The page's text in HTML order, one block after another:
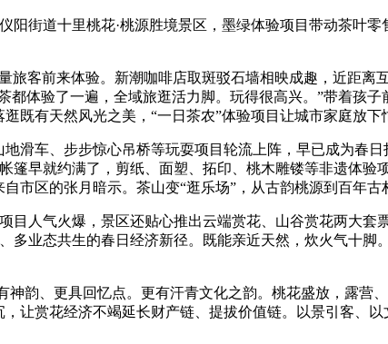
道十里桃花·桃源胜境景区，墨绿体验项目带动茶叶零
客前来体验。新潮咖啡店取斑驳石墙相映成趣，近距离
体验了一遍，全域旅逛活力脚。玩得很高兴。”带着孩
既有天然风光之美，“一日茶农”体验项目让城市家庭放下
车、步步惊心吊桥等玩耍项目轮流上阵，早已成为春
早就约满了，剪纸、面塑、拓印、桃木雕镂等非遗体验
市区的张月暗示。茶山变“逛乐场”，从古韵桃源到百年古
气火爆，景区还贴心推出云端赏花、山谷赏花两大套
业态共生的春日经济新径。既能亲近天然，炊火气十脚
韵、更具回忆点。更有汗青文化之韵。桃花盛放，露营
让赏花经济不竭延长财产链、提拔价值链。以景引客、